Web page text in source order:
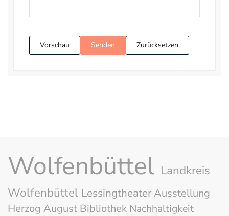
Vorschau Senden Zurücksetzen
Wolfenbüttel Landkreis
Wolfenbüttel LessingtheaterAusstellung
Herzog August Bibliothek Nachhaltigkeit